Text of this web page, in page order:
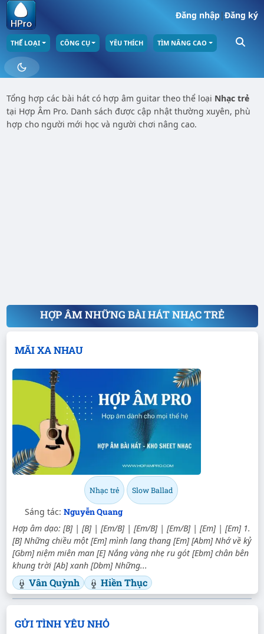
Đăng nhập|Đăng ký
THỂ LOẠI CÔNG CỤ YÊU THÍCH TÌM NÂNG CAO
Tổng hợp các bài hát có hợp âm guitar theo thể loại Nhạc trẻ
tại Hợp Âm Pro. Danh sách được cập nhật thường xuyên, phù
hợp cho người mới học và người chơi nâng cao.
HỢP ÂM NHỮNG BÀI HÁT NHẠC TRẺ
MÃI XA NHAU
Nhạc trẻ Slow Ballad
Sáng tác: Nguyễn Quang
Hợp âm dạo: [B] | [B] | [Em/B] | [Em/B] | [Em/B] | [Em] | [Em] 1.
[B] Những chiều một [Em] mình lang thang [Em] [Abm] Nhớ về kỷ
[Gbm] niệm miên man [E] Nắng vàng nhẹ ru gót [Ebm] chân bên
khung trời [Ab] xanh [Dbm] Những...
Vân Quỳnh Hiền Thục
GỬI TÌNH YÊU NHỎ